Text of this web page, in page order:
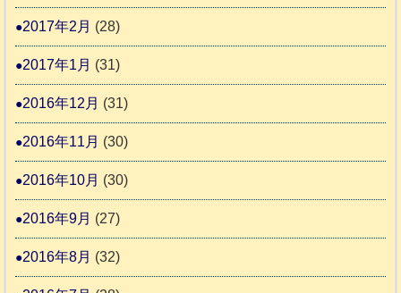
2017年2月 (28)
2017年1月 (31)
2016年12月 (31)
2016年11月 (30)
2016年10月 (30)
2016年9月 (27)
2016年8月 (32)